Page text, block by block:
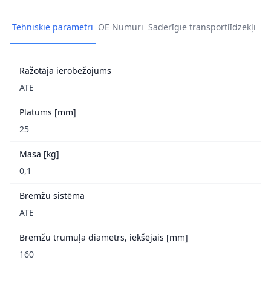
Tehniskie parametri OE Numuri Saderīgie transportlīdzekļi
Ražotāja ierobežojums
ATE
Platums [mm]
25
Masa [kg]
0,1
Bremžu sistēma
ATE
Bremžu trumuļa diametrs, iekšējais [mm]
160